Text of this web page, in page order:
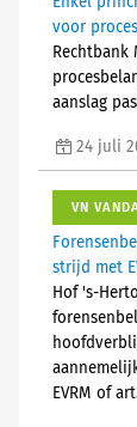
voor
Rechtbank
aanslag
24 juli
VN
strijd met
Hof 's-
EVRM of